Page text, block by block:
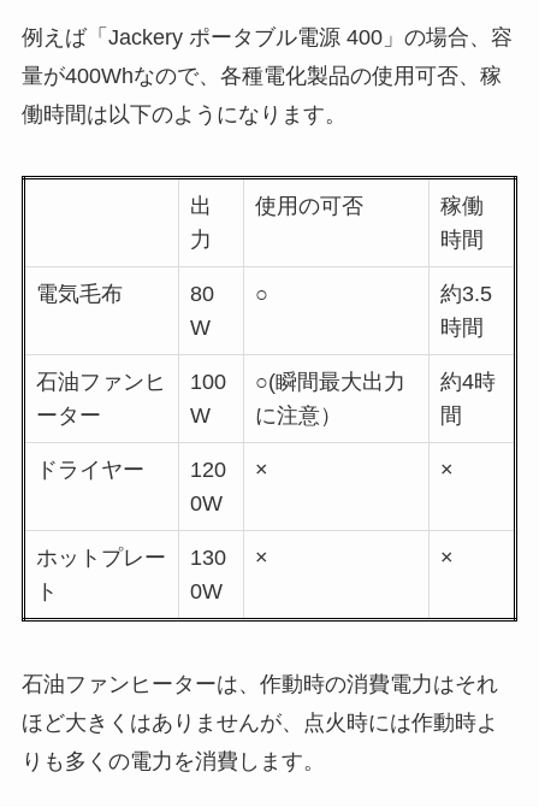
例えば「Jackery ポータブル電源 400」の場合、容
量が400Whなので、各種電化製品の使用可否、稼
働時間は以下のようになります。
出
力
使用の可否
稼働
時間
電気毛布
80
W
○ 約3.5
時間
石油ファンヒ
ーター
100
W
○(瞬間最大出力
に注意）
約4時
間
ドライヤー
120
0W
× ×
ホットプレー
ト
130
0W
× ×
石油ファンヒーターは、作動時の消費電力はそれ
ほど大きくはありませんが、点火時には作動時よ
りも多くの電力を消費します。